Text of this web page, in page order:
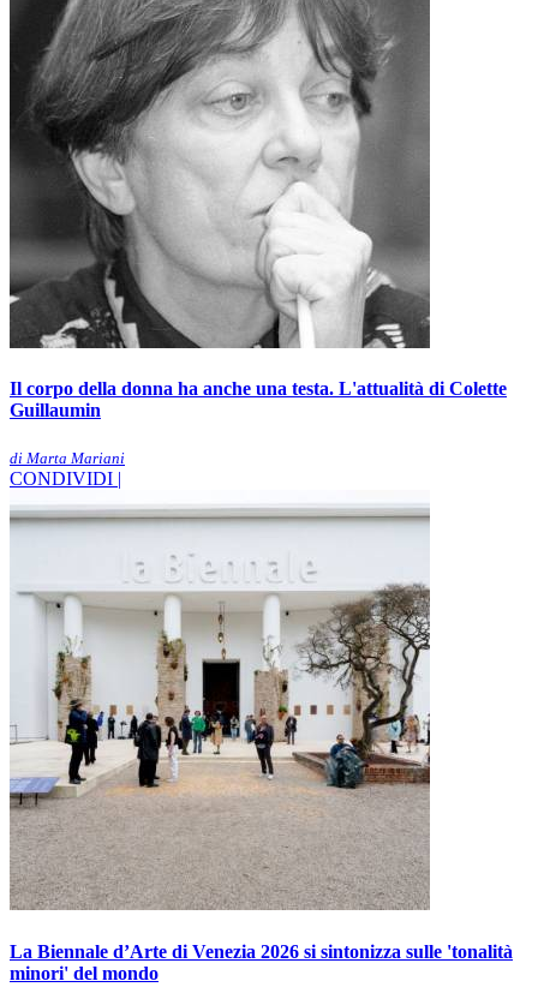
Il corpo della donna ha anche una testa. L'attualità di Colette
Guillaumin
di Marta Mariani
CONDIVIDI |
La Biennale d’Arte di Venezia 2026 si sintonizza sulle 'tonalità
minori' del mondo